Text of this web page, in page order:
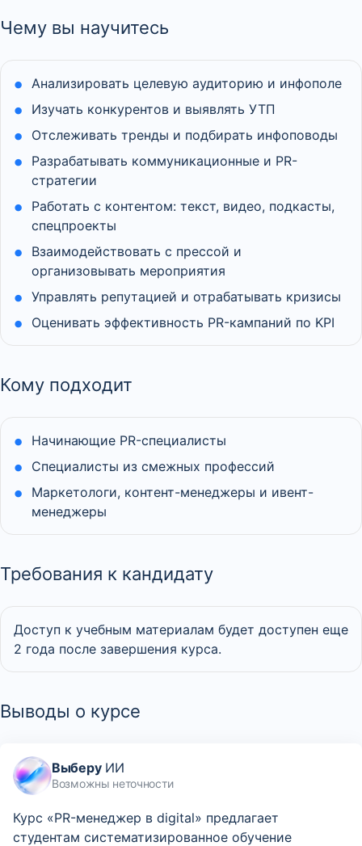
Чему вы научитесь
Анализировать целевую аудиторию и инфополе
Изучать конкурентов и выявлять УТП
Отслеживать тренды и подбирать инфоповоды
Разрабатывать коммуникационные и PR-
стратегии
Работать с контентом: текст, видео, подкасты,
спецпроекты
Взаимодействовать с прессой и
организовывать мероприятия
Управлять репутацией и отрабатывать кризисы
Оценивать эффективность PR-кампаний по KPI
Кому подходит
Начинающие PR-специалисты
Специалисты из смежных профессий
Маркетологи, контент-менеджеры и ивент-
менеджеры
Требования к кандидату
Доступ к учебным материалам будет доступен еще
2 года после завершения курса.
Выводы о курсе
ВыберуИИ
Возможны неточности
Курс «PR-менеджер в digital» предлагает
студентам систематизированное обучение